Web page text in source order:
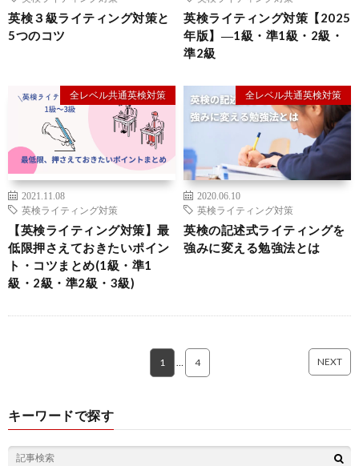
英検３級ライティング対策と
5つのコツ
英検ライティング対策【2025
年版】―1級・準1級・2級・
準2級
全レベル共通英検対策
2021.11.08
英検ライティング対策
【英検ライティング対策】最
低限押さえておきたいポイン
ト・コツまとめ(1級・準1
級・2級・準2級・3級)
全レベル共通英検対策
2020.06.10
英検ライティング対策
英検の記述式ライティングを
強みに変える勉強法とは
1 4 NEXT
キーワードで探す